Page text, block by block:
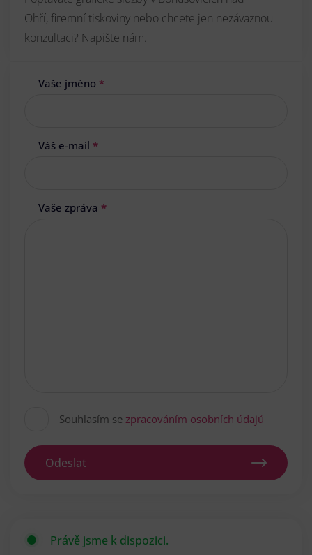
Ohří, firemní tiskoviny nebo chcete jen nezávaznou
konzultaci? Napište nám.
Vaše jméno *
Váš e-mail *
Vaše zpráva *
Souhlasím se zpracováním osobních údajů
Odeslat
Právě jsme k dispozici.